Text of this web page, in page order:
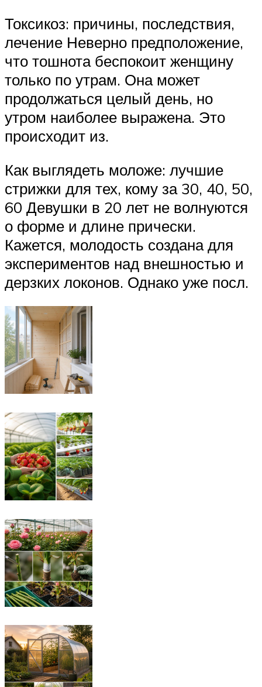
Токсикоз: причины, последствия,
лечение Неверно предположение,
что тошнота беспокоит женщину
только по утрам. Она может
продолжаться целый день, но
утром наиболее выражена. Это
происходит из.
Как выглядеть моложе: лучшие
стрижки для тех, кому за 30, 40, 50,
60 Девушки в 20 лет не волнуются
о форме и длине прически.
Кажется, молодость создана для
экспериментов над внешностью и
дерзких локонов. Однако уже посл.